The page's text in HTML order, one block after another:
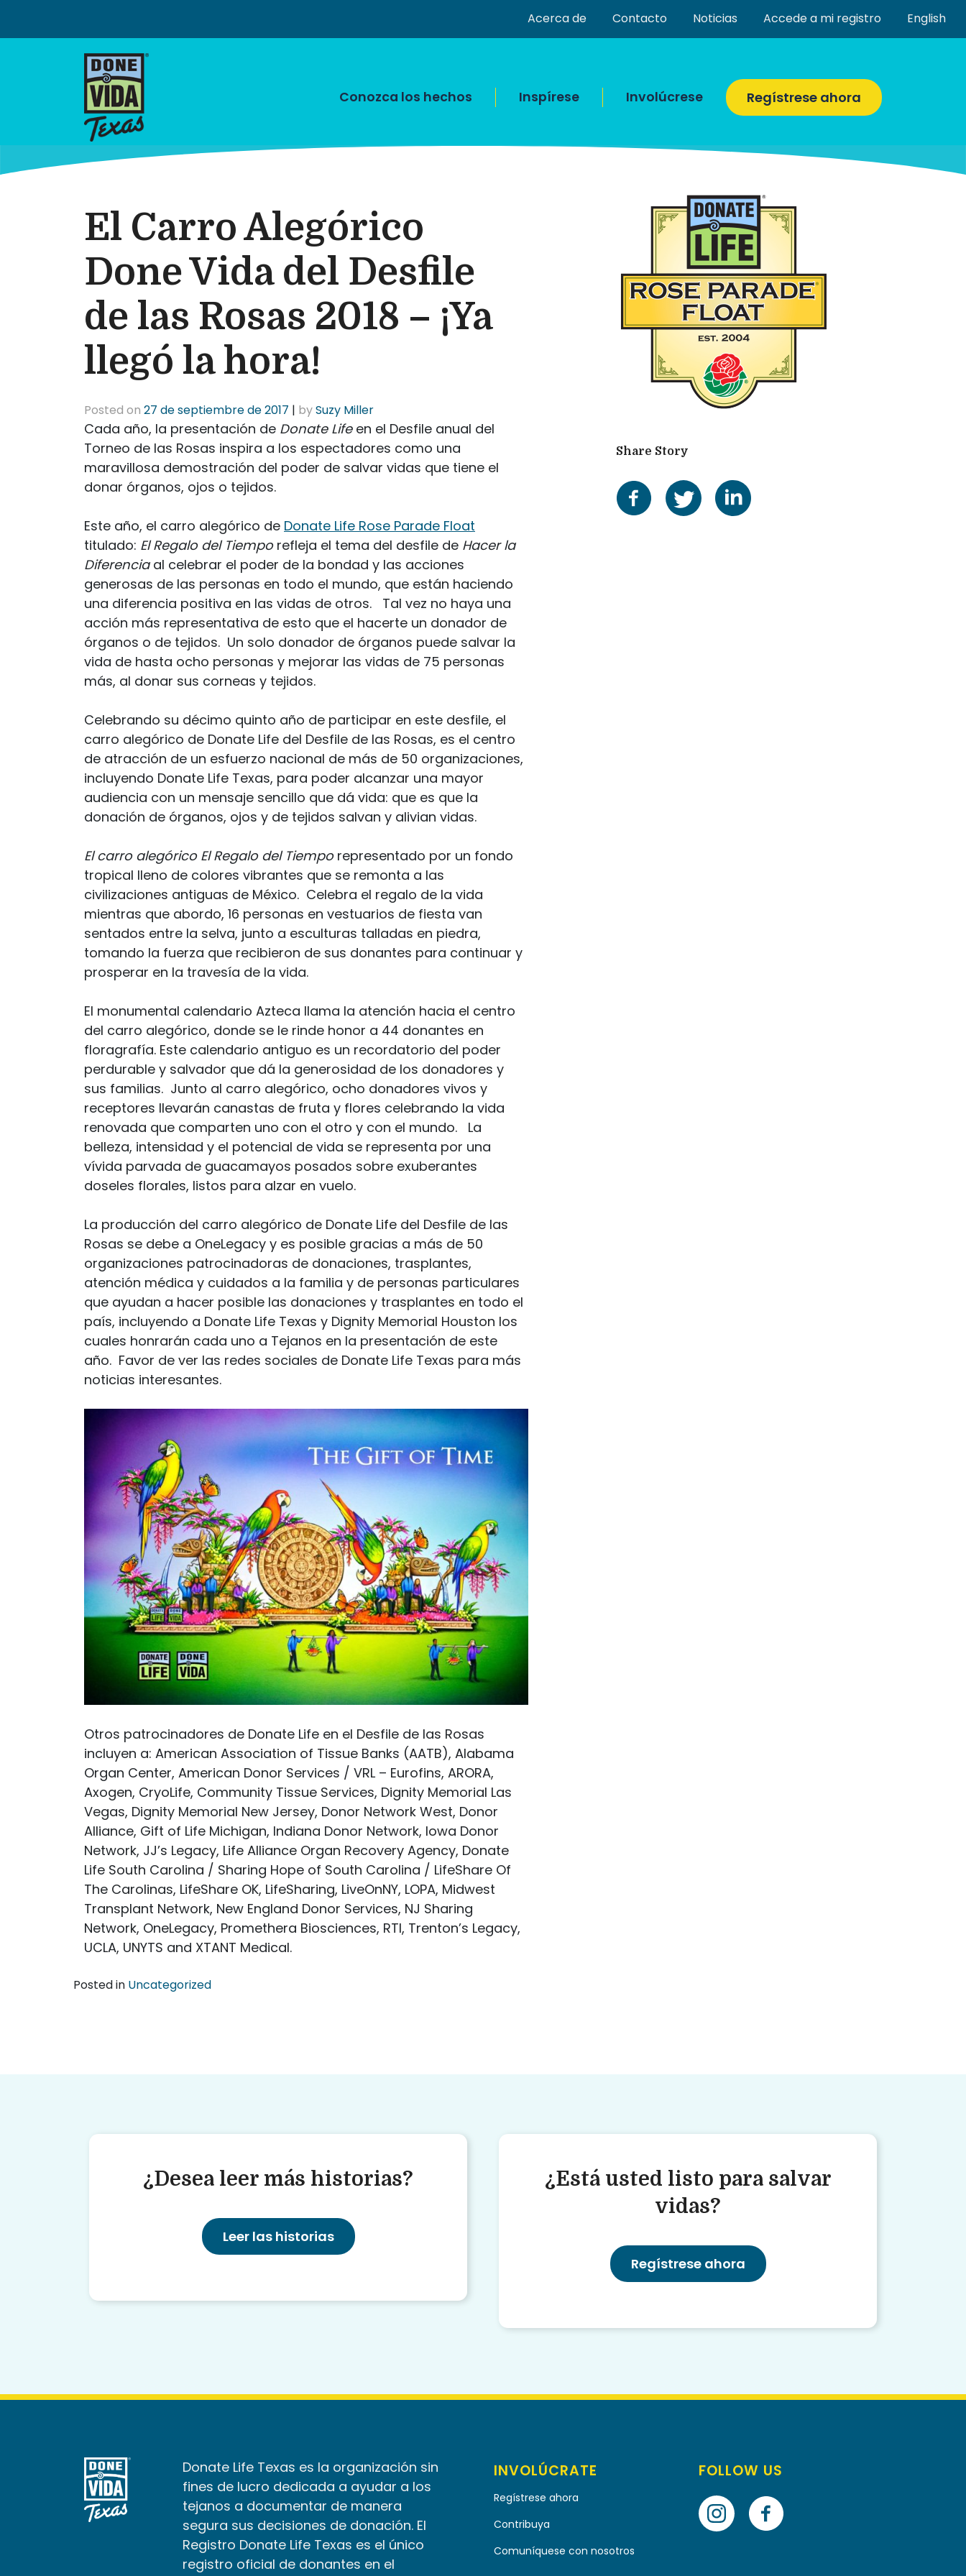
content
Acerca de Contacto Noticias Accede a mi registro English
Conozca los hechos Inspírese Involúcrese Regístrese ahora
El Carro Alegórico
Done Vida del Desfile
de las Rosas 2018 – ¡Ya
llegó la hora!
Posted on 27 de septiembre de 2017 | bySuzy Miller
Cada año, la presentación de Donate Lifeen el Desfile anual del
Torneo de las Rosas inspira a los espectadores como una
maravillosa demostración del poder de salvar vidas que tiene el
donar órganos, ojos o tejidos.
Este año, el carro alegórico de Donate Life Rose Parade Float
titulado: El Regalo del Tiempo refleja el tema del desfile de Hacer la
Diferenciaal celebrar el poder de la bondad y las acciones
generosas de las personas en todo el mundo, que están haciendo
una diferencia positiva en las vidas de otros. Tal vez no haya una
acción más representativa de esto que el hacerte un donador de
órganos o de tejidos. Un solo donador de órganos puede salvar la
vida de hasta ocho personas y mejorar las vidas de 75 personas
más, al donar sus corneas y tejidos.
Celebrando su décimo quinto año de participar en este desfile, el
carro alegórico de Donate Life del Desfile de las Rosas, es el centro
de atracción de un esfuerzo nacional de más de 50 organizaciones,
incluyendo Donate Life Texas, para poder alcanzar una mayor
audiencia con un mensaje sencillo que dá vida: que es que la
donación de órganos, ojos y de tejidos salvan y alivian vidas.
El carro alegóricoEl Regalo del Tiempo representado por un fondo
tropical lleno de colores vibrantes que se remonta a las
civilizaciones antiguas de México. Celebra el regalo de la vida
mientras que abordo, 16 personas en vestuarios de fiesta van
sentados entre la selva, junto a esculturas talladas en piedra,
tomando la fuerza que recibieron de sus donantes para continuar y
prosperar en la travesía de la vida.
El monumental calendario Azteca llama la atención hacia el centro
del carro alegórico, donde se le rinde honor a 44 donantes en
floragrafía. Este calendario antiguo es un recordatorio del poder
perdurable y salvador que dá la generosidad de los donadores y
sus familias. Junto al carro alegórico, ocho donadores vivos y
receptores llevarán canastas de fruta y flores celebrando la vida
renovada que comparten uno con el otro y con el mundo. La
belleza, intensidad y el potencial de vida se representa por una
vívida parvada de guacamayos posados sobre exuberantes
doseles florales, listos para alzar en vuelo.
La producción del carro alegórico de Donate Life del Desfile de las
Rosas se debe a OneLegacy y es posible gracias a más de 50
organizaciones patrocinadoras de donaciones, trasplantes,
atención médica y cuidados a la familia y de personas particulares
que ayudan a hacer posible las donaciones y trasplantes en todo el
país, incluyendo a Donate Life Texas y Dignity Memorial Houston los
cuales honrarán cada uno a Tejanos en la presentación de este
año. Favor de ver las redes sociales de Donate Life Texas para más
noticias interesantes.
Otros patrocinadores de Donate Life en el Desfile de las Rosas
incluyen a: American Association of Tissue Banks (AATB), Alabama
Organ Center, American Donor Services / VRL – Eurofins, ARORA,
Axogen, CryoLife, Community Tissue Services, Dignity Memorial Las
Vegas, Dignity Memorial New Jersey, Donor Network West, Donor
Alliance, Gift of Life Michigan, Indiana Donor Network, Iowa Donor
Network, JJ’s Legacy, Life Alliance Organ Recovery Agency, Donate
Life South Carolina / Sharing Hope of South Carolina / LifeShare Of
The Carolinas, LifeShare OK, LifeSharing, LiveOnNY, LOPA, Midwest
Transplant Network, New England Donor Services, NJ Sharing
Network, OneLegacy, Promethera Biosciences, RTI, Trenton’s Legacy,
UCLA, UNYTS and XTANT Medical.
Share Story
Posted in Uncategorized
¿Desea leer más historias?
Leer las historias
¿Está usted listo para salvar
vidas?
Regístrese ahora
Donate Life Texas es la organización sin
fines de lucro dedicada a ayudar a los
tejanos a documentar de manera
segura sus decisiones de donación. El
Registro Donate Life Texas es el único
registro oficial de donantes en el
INVOLÚCRATE
Regístrese ahora
Contribuya
Comuníquese con nosotros
FOLLOW US